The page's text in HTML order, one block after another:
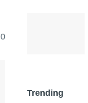
0
Trending